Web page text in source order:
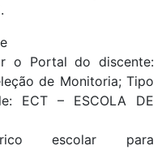
o Portal do discente:
de Monitoria; Tipo
ECT – ESCOLA DE
escolar para